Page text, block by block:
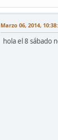
Marzo 06, 2014,
hola el 8 sábado